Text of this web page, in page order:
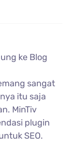
ke Blog
sangat
itu saja
MinTiv
plugin
SEO.